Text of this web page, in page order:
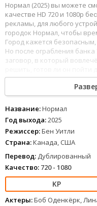
Нормал (2025) вы можете
качестве HD 720 и 1080p
рекламы, для любого
городок Нормал, чтобы
Город кажется
Но после ограбления
заговор, в который
идиллию.
Название:Нормал
Год выхода:2025
Режиссер:Бен Уитли
Страна:Канада, США
Перевод: Дублированный
Качество: 720 - 1080
Актеры:Боб Оденкёрк,